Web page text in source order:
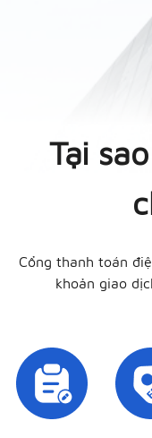
Tại
Cổng thanh toán
khoản giao